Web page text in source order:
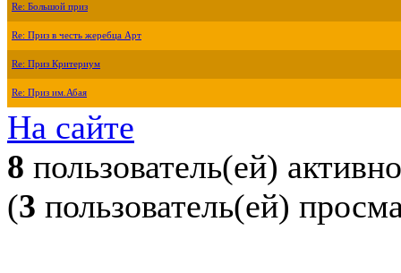
Re: Большой приз
Re: Приз в честь жеребца Арт
Re: Приз Критериум
Re: Приз им.Абая
На сайте
8 пользователь(ей) активно
(3 пользователь(ей)